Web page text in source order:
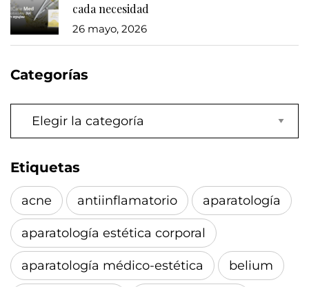
cada necesidad
26 mayo, 2026
Categorías
Categorías
Etiquetas
acne antiinflamatorio aparatología
aparatología estética corporal
aparatología médico-estética belium